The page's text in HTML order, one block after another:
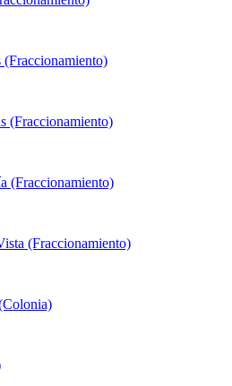
(Fraccionamiento)
(Fraccionamiento)
(Fraccionamiento)
(Fraccionamiento)